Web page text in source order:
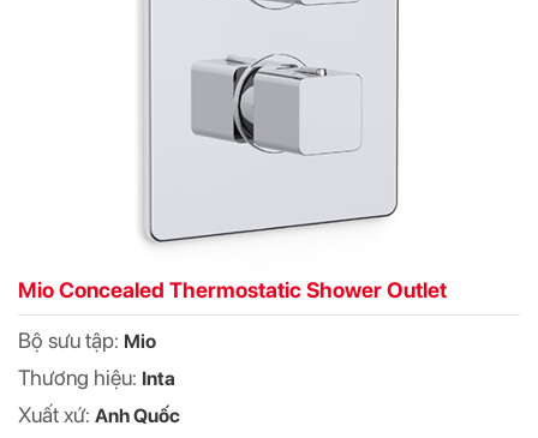
Mio Concealed Thermostatic Shower Outlet
Bộ sưu tập: Mio
Thương hiệu: Inta
Xuất xứ: Anh Quốc